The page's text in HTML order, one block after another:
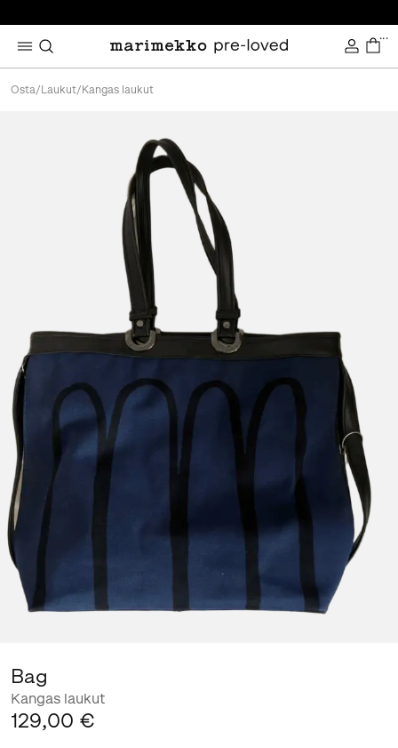
...
Osta/ Laukut/ Kangas laukut
Bag
Kangas laukut
129,00 €